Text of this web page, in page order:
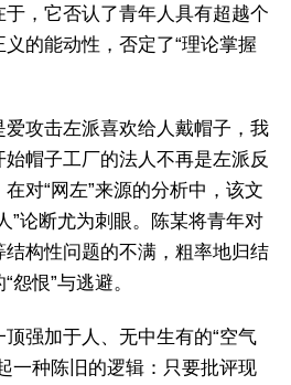
，它否认了青年人具有超越个
的能动性，否定了“理论掌握
爱攻击左派喜欢给人戴帽子，我
帽子工厂的法人不再是左派反
对“网左”来源的分析中，该文
”论断尤为刺眼。陈某将青年对
构性问题的不满，粗率地归结
怨恨”与逃避。
强加于人、无中生有的“空气
一种陈旧的逻辑：只要批评现